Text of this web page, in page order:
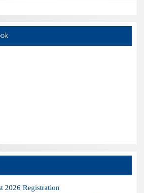
2026 Registration